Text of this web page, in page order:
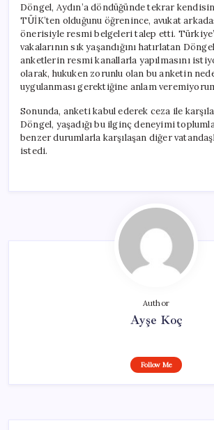
Döngel, Aydın’a döndüğünde tekrar
TÜİK’ten olduğunu öğrenince, avukat
önerisiyle resmi belgeleri talep etti.
vakalarının sık yaşandığını hatırlatan
anketlerin resmi kanallarla yapılmasını
olarak, hukuken zorunlu olan bu anketin
uygulanması gerektiğine anlam
Sonunda, anketi kabul ederek ceza ile
Döngel, yaşadığı bu ilginç deneyimi
benzer durumlarla karşılaşan diğer
istedi.
Author
Ayşe Koç
Follow Me